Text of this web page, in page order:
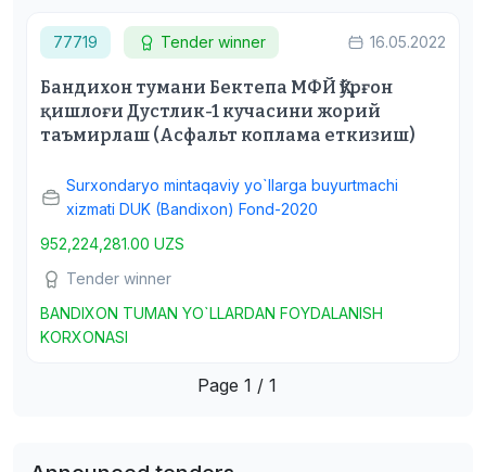
77719 Tender winner 16.05.2022
Бандихон тумани Бектепа МФЙ Қўрғон
қишлоғи Дустлик-1 кучасини жорий
таъмирлаш (Асфальт коплама еткизиш)
Surxondaryo mintaqaviy yo`llarga buyurtmachi
xizmati DUK (Bandixon) Fond-2020
952,224,281.00 UZS
Tender winner
BANDIXON TUMAN YO`LLARDAN FOYDALANISH
KORXONASI
Page 1 / 1